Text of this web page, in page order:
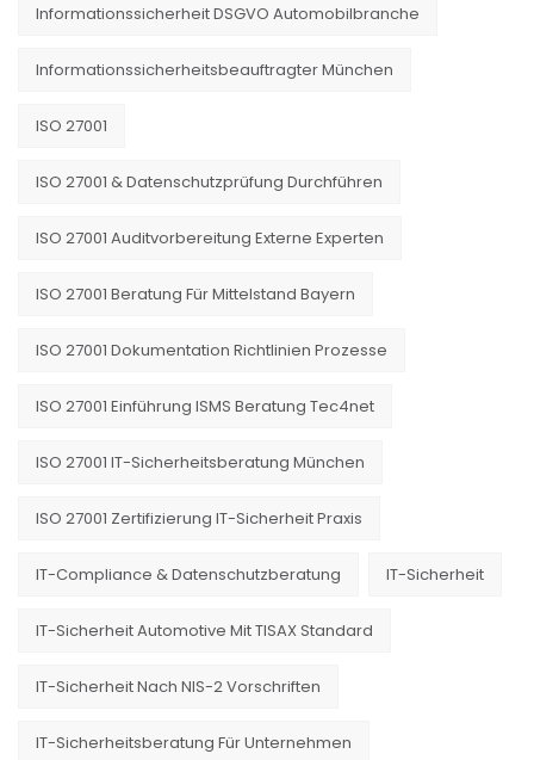
Informationssicherheit DSGVO Automobilbranche
Informationssicherheitsbeauftragter München
ISO 27001
ISO 27001 & Datenschutzprüfung Durchführen
ISO 27001 Auditvorbereitung Externe Experten
ISO 27001 Beratung Für Mittelstand Bayern
ISO 27001 Dokumentation Richtlinien Prozesse
ISO 27001 Einführung ISMS Beratung Tec4net
ISO 27001 IT-Sicherheitsberatung München
ISO 27001 Zertifizierung IT-Sicherheit Praxis
IT-Compliance & Datenschutzberatung IT-Sicherheit
IT-Sicherheit Automotive Mit TISAX Standard
IT-Sicherheit Nach NIS-2 Vorschriften
IT-Sicherheitsberatung Für Unternehmen